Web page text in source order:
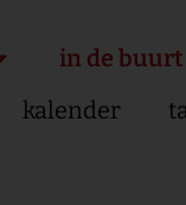
in de buurt
kalender